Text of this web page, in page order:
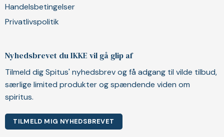
Handelsbetingelser
Privatlivspolitik
Nyhedsbrevet du IKKE vil gå glip af
Tilmeld dig Spitus' nyhedsbrev og få adgang til vilde tilbud,
særlige limited produkter og spændende viden om
spiritus.
TILMELD MIG NYHEDSBREVET